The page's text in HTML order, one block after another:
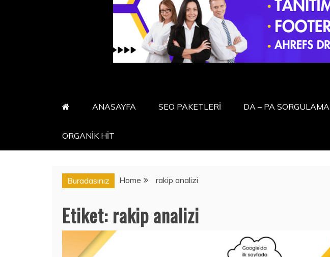
ANASAYFA SEO PAKETLERİ DA – PA SORGULAMA
ORGANİK HİT
Buradasınız Home rakip analizi
Etiket: rakip analizi